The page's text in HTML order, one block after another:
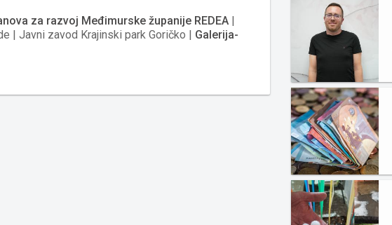
za razvoj Međimurske županije REDEA |
| Javni zavod Krajinski park Goričko | Galerija-